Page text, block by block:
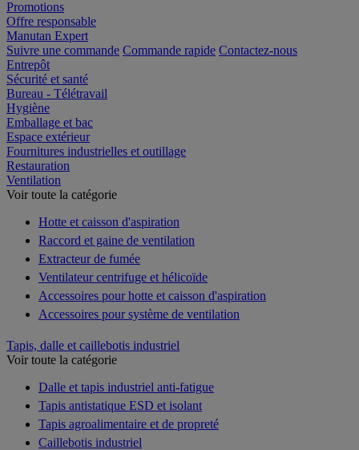
Promotions
Offre responsable
Manutan Expert
Suivre une commande Commande rapide Contactez-nous
Entrepôt
Sécurité et santé
Bureau - Télétravail
Hygiène
Emballage et bac
Espace extérieur
Fournitures industrielles et outillage
Restauration
Ventilation
Voir toute la catégorie
Hotte et caisson d'aspiration
Raccord et gaine de ventilation
Extracteur de fumée
Ventilateur centrifuge et hélicoïde
Accessoires pour hotte et caisson d'aspiration
Accessoires pour système de ventilation
Tapis, dalle et caillebotis industriel
Voir toute la catégorie
Dalle et tapis industriel anti-fatigue
Tapis antistatique ESD et isolant
Tapis agroalimentaire et de propreté
Caillebotis industriel